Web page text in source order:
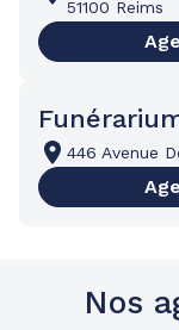
51100 Reims
446 Avenue
Nos